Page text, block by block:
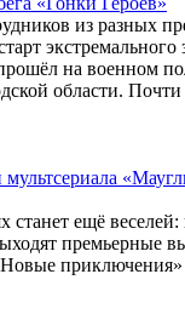
из разных
экстремального
на военном
области. Почти
станет ещё веселей:
премьерные
приключения»